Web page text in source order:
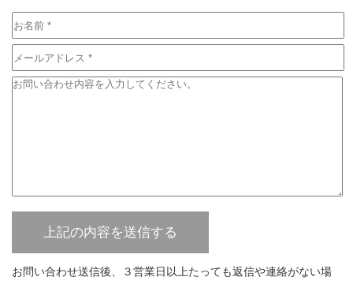
お問い合わせ送信後、３営業日以上たっても返信や連絡がない場